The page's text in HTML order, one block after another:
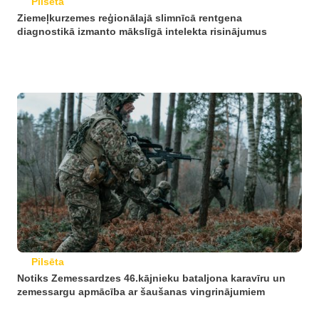
Ziemeļkurzemes reģionālajā slimnīcā rentgena
diagnostikā izmanto mākslīgā intelekta risinājumus
Pilsēta
Notiks Zemessardzes 46.kājnieku bataljona karavīru un
zemessargu apmācība ar šaušanas vingrinājumiem